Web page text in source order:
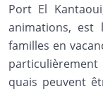
Port El
animations, est
familles en
particulièrement
quais peuvent